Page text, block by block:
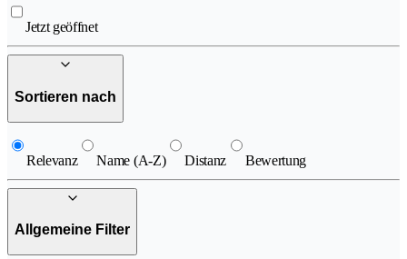
Jetzt geöffnet
Sortieren nach
Relevanz Name (A-Z) Distanz Bewertung
Allgemeine Filter